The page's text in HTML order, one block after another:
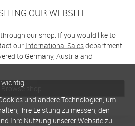
OUR WEBSITE.
our shop. If you would like to
our International Salesdepartment.
to Germany, Austria and
Browse shop
und andere Technologien, um
ihre Leistung zu messen, den
Ihre Nutzung unserer Website zu